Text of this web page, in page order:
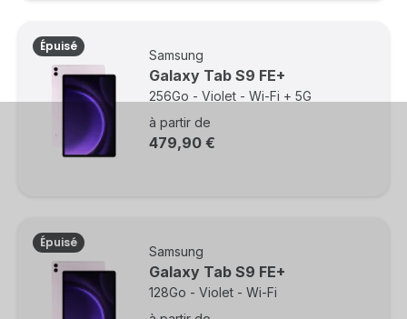
Épuisé
Samsung
Galaxy Tab S9 FE+
256Go - Violet - Wi-Fi + 5G
à partir de
479,90 €
Épuisé
Samsung
Galaxy Tab S9 FE+
128Go - Violet - Wi-Fi